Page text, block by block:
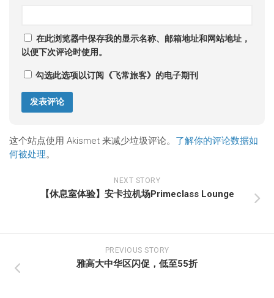
在此浏览器中保存我的显示名称、邮箱地址和网站地址，
以便下次评论时使用。
勾选此选项以订阅《飞常旅客》的电子期刊
这个站点使用 Akismet 来减少垃圾评论。 了解你的评论数据如
何被处理。
NEXT STORY
【休息室体验】安卡拉机场Primeclass Lounge
PREVIOUS STORY
雅高大中华区闪促，低至55折